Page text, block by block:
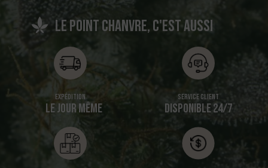
Le point chanvre, c'est aussi
Expédition
LE JOUR MÊME
Service client
DISPONIBLE 24/7